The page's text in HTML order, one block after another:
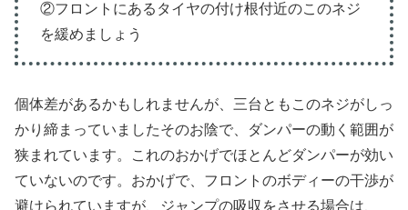
②フロントにあるタイヤの付け根付近のこのネジ
を緩めましょう
個体差があるかもしれませんが、三台ともこのネジがしっ
かり締まっていましたそのお陰で、ダンパーの動く範囲が
狭まれています。これのおかげでほとんどダンパーが効い
ていないのです。おかげで、フロントのボディーの干渉が
避けられていますが、ジャンプの吸収をさせる場合は、